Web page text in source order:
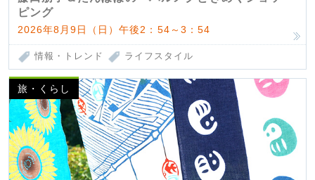
ピング
2026年8月9日（日）午後2：54～3：54
情報・トレンド ライフスタイル
旅・くらし